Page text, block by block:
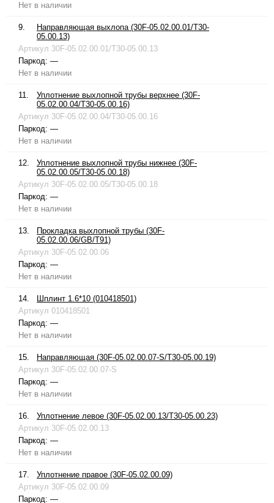
Нет в наличии
9.
Направляющая выхлопа (30F-05.02.00.01/T30-
05.00.13)
Артикул 30F-05.02.00.01/T30-05.00.13
Паркод: —
Нет в наличии
11.
Уплотнение выхлопной трубы верхнее (30F-
05.02.00.04/T30-05.00.16)
Артикул 30F-05.02.00.04/T30-05.00.16
Паркод: —
Нет в наличии
12.
Уплотнение выхлопной трубы нижнее (30F-
05.02.00.05/T30-05.00.18)
Артикул 30F-05.02.00.05/T30-05.00.18
Паркод: —
Нет в наличии
13.
Прокладка выхлопной трубы (30F-
05.02.00.06/GB/T91)
Артикул 30F-05.02.00.06
Паркод: —
Нет в наличии
14.
Шплинт 1.6*10 (010418501)
Артикул 010418501
Паркод: —
Нет в наличии
15.
Направляющая (30F-05.02.00.07-S/T30-05.00.19)
Артикул 30F-05.02.00.07-S
Паркод: —
Нет в наличии
16.
Уплотнение левое (30F-05.02.00.13/T30-05.00.23)
Артикул 30F-05.02.00.13
Паркод: —
Нет в наличии
17.
Уплотнение правое (30F-05.02.00.09)
Артикул 30F-05.02.00.09
Паркод: —